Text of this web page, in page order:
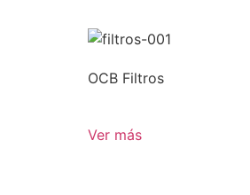
OCB Filtros
Ver más